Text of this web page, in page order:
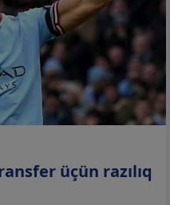
üçün razılıq